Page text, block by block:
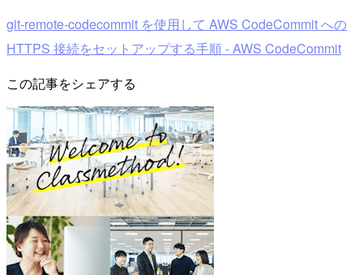
git-remote-codecommit を使用して AWS CodeCommit への
HTTPS 接続をセットアップする手順 - AWS CodeCommit
この記事をシェアする